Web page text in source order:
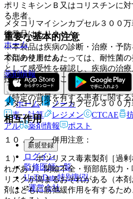
メタコリマイシンカプセル３００万
後発品はありません
ホーム
薬剤情報
メタコリマイシンカプセル３００
ポリミキシンＢ又はコリスチンに
る患者。
重要な基本的注意
本剤の使用にあたっては、耐性菌
として感受性を確認し、疾病の治
投与にとどめること。
（特定の背景を有する患者に関する
相互作用
１０．２． 併用注意：
１）． ボツリヌス毒素製剤［過
れがあり、閉瞼不全・頸部筋脱力
リスクが高まるおそれがある（本
剤はともに筋弛緩作用を有するた
※本製品は疾病の診断・治療・予防
ではありません。
ホーム
ノート
表・計算
レジメン CTCAE
アル
薬剤情報 ポスト
新規登録
ログイン
監修医師一覧
UpToDate特別割引
運営会社